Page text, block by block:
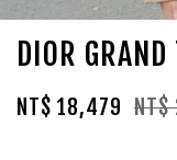
DIOR
NT$ 18,479